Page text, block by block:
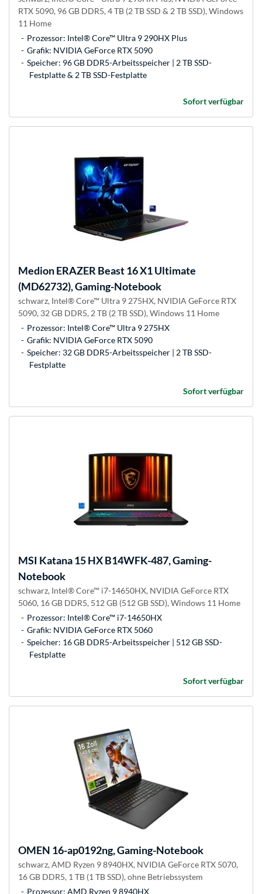
RTX 5090, 96 GB DDR5, 4 TB (2 TB SSD & 2 TB SSD), Windows
11 Home
Prozessor: Intel® Core™ Ultra 9 290HX Plus
Grafik: NVIDIA GeForce RTX 5090
Speicher: 96 GB DDR5-Arbeitsspeicher | 2 TB SSD-
Festplatte & 2 TB SSD-Festplatte
Sofort verfügbar
MedionERAZER Beast 16 X1 Ultimate
(MD62732), Gaming-Notebook
schwarz, Intel® Core™ Ultra 9 275HX, NVIDIA GeForce RTX
5090, 32 GB DDR5, 2 TB (2 TB SSD), Windows 11 Home
Prozessor: Intel® Core™ Ultra 9 275HX
Grafik: NVIDIA GeForce RTX 5090
Speicher: 32 GB DDR5-Arbeitsspeicher | 2 TB SSD-
Festplatte
Sofort verfügbar
MSI Katana 15 HX B14WFK-487, Gaming-
Notebook
schwarz, Intel® Core™ i7-14650HX, NVIDIA GeForce RTX
5060, 16 GB DDR5, 512 GB (512 GB SSD), Windows 11 Home
Prozessor: Intel® Core™ i7-14650HX
Grafik: NVIDIA GeForce RTX 5060
Speicher: 16 GB DDR5-Arbeitsspeicher | 512 GB SSD-
Festplatte
Sofort verfügbar
OMEN 16-ap0192ng, Gaming-Notebook
schwarz, AMD Ryzen 9 8940HX, NVIDIA GeForce RTX 5070,
16 GB DDR5, 1 TB (1 TB SSD), ohne Betriebssystem
Prozessor: AMD Ryzen 9 8940HX